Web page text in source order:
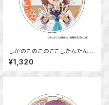
しかのこのこのここしたんたん
アクリルコースター 鹿乃子 の
こ
¥1,320